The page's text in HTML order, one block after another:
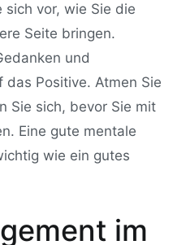
sich vor, wie Sie die
Seite bringen.
und
das Positive. Atmen Sie
Sie sich, bevor Sie mit
Eine gute mentale
wie ein gutes
im